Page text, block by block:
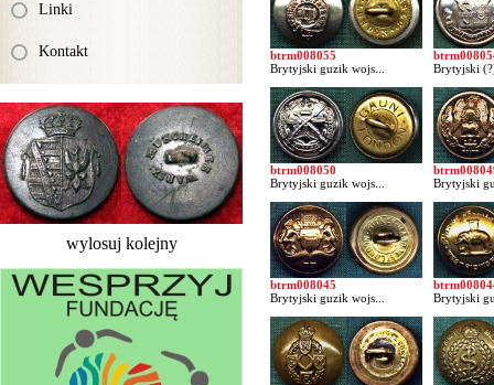
Linki
Kontakt
wylosuj kolejny
btrm008055
Brytyjski guzik wojs...
Brytyjski
btrm008050
Brytyjski guzik wojs...
Brytyjski
btrm008045
Brytyjski guzik wojs...
Brytyjski